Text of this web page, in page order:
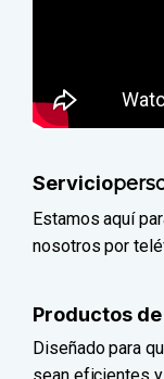
Servicio
Estamos aquí
nosotros por
Productos
Diseñado para